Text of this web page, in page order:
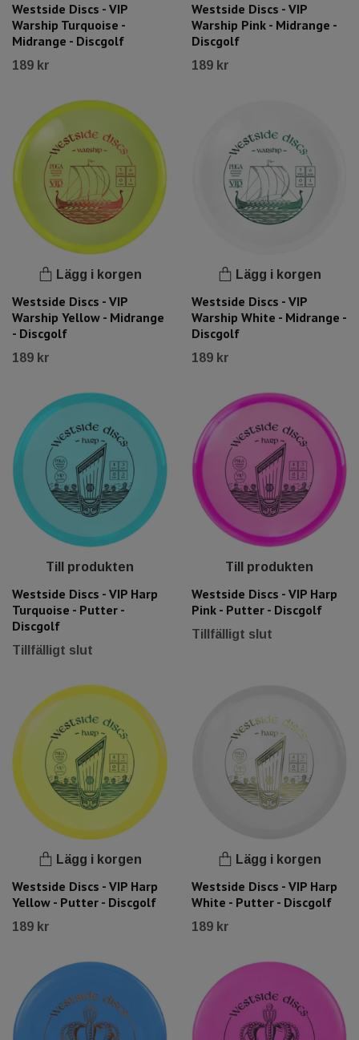
Westside Discs - VIP
Warship Turquoise -
Midrange - Discgolf
189 kr
Westside Discs - VIP
Warship Pink - Midrange -
Discgolf
189 kr
Lägg i korgen
Westside Discs - VIP
Warship Yellow - Midrange
- Discgolf
189 kr
Lägg i korgen
Westside Discs - VIP
Warship White - Midrange -
Discgolf
189 kr
Till produkten
Westside Discs - VIP Harp
Turquoise - Putter -
Discgolf
Tillfälligt slut
Till produkten
Westside Discs - VIP Harp
Pink - Putter - Discgolf
Tillfälligt slut
Lägg i korgen
Westside Discs - VIP Harp
Yellow - Putter - Discgolf
189 kr
Lägg i korgen
Westside Discs - VIP Harp
White - Putter - Discgolf
189 kr